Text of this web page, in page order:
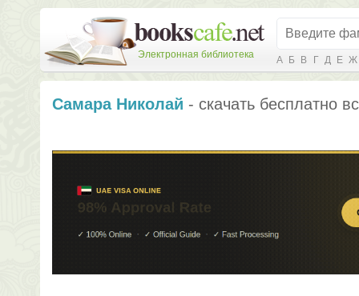
Электронная библиотека А Б В Г Д Е Ж
Самара Николай - скачать бесплатно